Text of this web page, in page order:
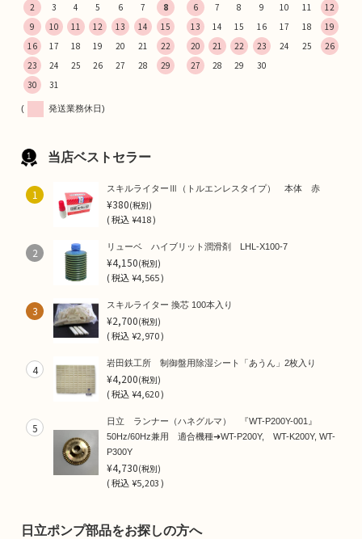
2
3 4 5 6 7
8
9
10 11 12 13 14
15
16
17 18 19 20 21
22
23
24 25 26 27 28
29
30
31
6
7 8 9 10 11
12
13
14 15 16 17 18
19
20
21 22 23 24 25
26
27
28 29 30
( 発送業務休日)
当店ベストセラー
1 スキルライターⅢ（トルエンレスタイプ） 本体 赤
¥380(税別)
(税込¥418 )
2 リューベ ハイブリット潤滑剤 LHL-X100-7
¥4,150(税別)
(税込¥4,565 )
3 スキルライター 換芯 100本入り
¥2,700(税別)
(税込¥2,970 )
4 岩田鉄工所 制御盤用除湿シート「あうん」2枚入り
¥4,200(税別)
(税込¥4,620 )
5
日立 ランナー（ハネグルマ） 『WT-P200Y-001』
50Hz/60Hz兼用 適合機種➜WT-P200Y, WT-K200Y, WT-
P300Y
¥4,730(税別)
(税込¥5,203 )
日立ポンプ部品をお探しの方へ